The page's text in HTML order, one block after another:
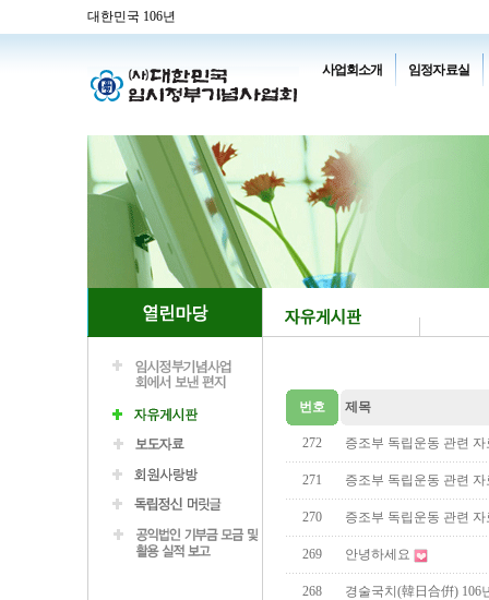
대한민국 106년
사업회소개 임정자료실
번호 제목
272 증조부 독립운동 관련
271 증조부 독립운동 관련
270 증조부 독립운동 관련
269 안녕하세요
268 경술국치(韓日合倂)